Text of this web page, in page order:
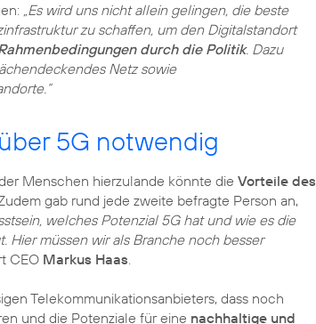
„Es wird uns nicht allein gelingen, die beste
zu schaffen, um den Digitalstandort
durch die Politik. Dazu
Netz sowie
5G notwendig
Menschen hierzulande könnte die Vorteile des
gab rund jede zweite befragte Person an,
welches Potenzial 5G hat und wie es die
Hier müssen wir als Branche noch besser
CEO Markus Haas.
Telekommunikationsanbieters, dass noch
und die Potenziale für eine nachhaltige und